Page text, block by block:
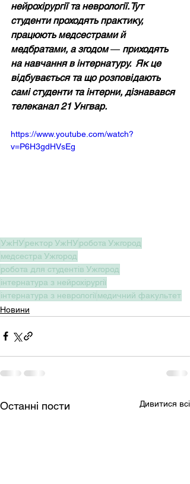
нейрохірургії та неврології. Тут
студенти проходять практику,
працюють медсестрами й
медбратами, а згодом — приходять
на навчання в інтернатуру.  Як це
відбувається та що розповідають
самі студенти та інтерни, дізнавався
телеканал 21 Унгвар.
https://www.youtube.com/watch?
v=P6H3gdHVsEg
УжНУректор УжНУробота Ужгород
медсестра Ужгород
робота для студентів Ужгород
інтернатура з нейрохірургії
інтернатура з неврологіїмедичний факультет
Новини
Останні пости Дивитися всі